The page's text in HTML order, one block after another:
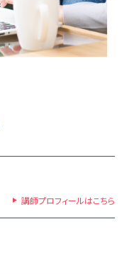
講師プロフィールはこちら